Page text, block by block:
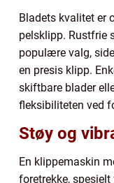
Bladets kvalitet er
pelsklipp. Rustfrie
populære valg,
en presis klipp.
skiftbare blader
fleksibiliteten ved
Støy og
En klippemaskin
foretrekke,